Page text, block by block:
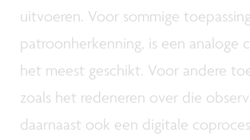
uitvoeren. Voor sommige
patroonherkenning, is een analoge
het meest geschikt. Voor andere
zoals het redeneren over die
daarnaast ook een digitale